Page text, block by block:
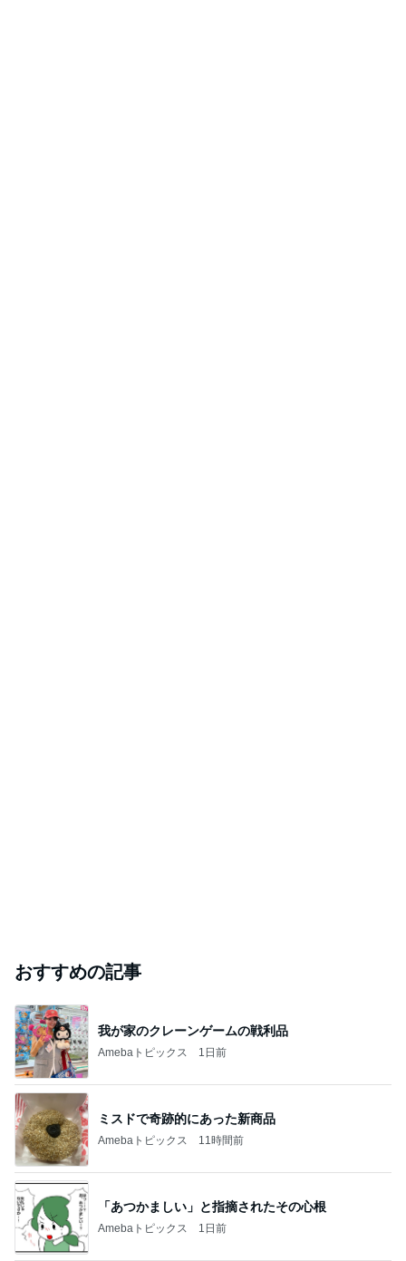
おすすめの記事
我が家のクレーンゲームの戦利品
Amebaトピックス 1日前
ミスドで奇跡的にあった新商品
Amebaトピックス 11時間前
「あつかましい」と指摘されたその心根
Amebaトピックス 1日前